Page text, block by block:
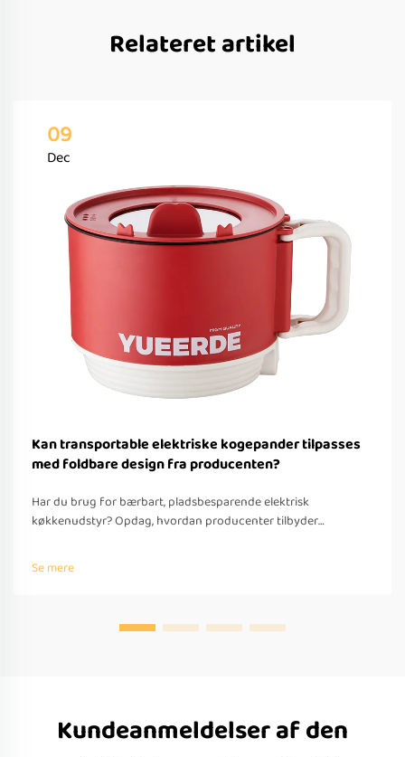
Relateret artikel
09
Dec
Kan transportable elektriske kogepander tilpasses
med foldbare design fra producenten?
Har du brug for bærbart, pladsbesparende elektrisk
køkkenudstyr? Opdag, hvordan producenter tilbyder
understøttelse, hurtig prototyping og overholdelse af globale
standarder. Anmod om et tilbud i dag.
Se mere
Kundeanmeldelser af den